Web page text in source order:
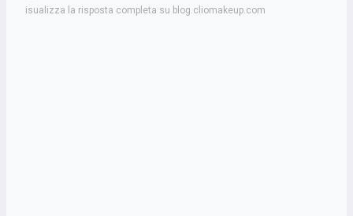
isualizza la risposta completa su blog.cliomakeup.com